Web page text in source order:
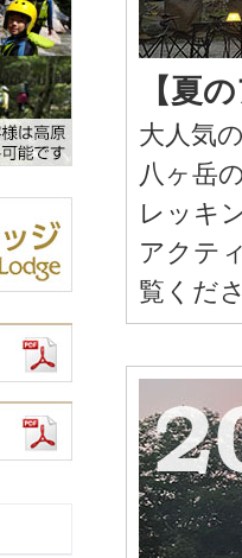
【夏
大人気
八ヶ岳
レッキ
アクテ
覧くだ